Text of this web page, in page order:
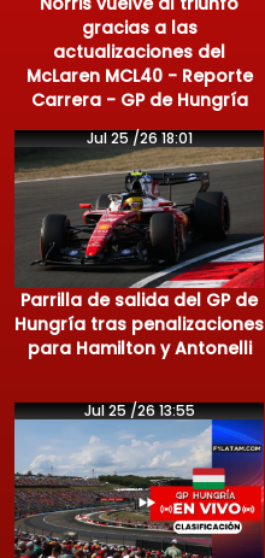
gracias a las
actualizaciones del
McLaren MCL40 - Reporte
Carrera - GP de Hungría
Jul 25 /26 18:01
Parrilla de salida del GP de
Hungría tras penalizaciones
para Hamilton y Antonelli
Jul 25 /26 13:55